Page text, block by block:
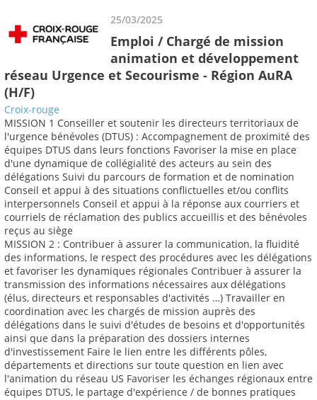
25/03/2025
Emploi / Chargé de mission
animation et développement
réseau Urgence et Secourisme - Région AuRA
(H/F)
Croix-rouge
MISSION 1 Conseiller et soutenir les directeurs territoriaux de
l'urgence bénévoles (DTUS) : Accompagnement de proximité des
équipes DTUS dans leurs fonctions Favoriser la mise en place
d'une dynamique de collégialité des acteurs au sein des
délégations Suivi du parcours de formation et de nomination
Conseil et appui à des situations conflictuelles et/ou conflits
interpersonnels Conseil et appui à la réponse aux courriers et
courriels de réclamation des publics accueillis et des bénévoles
reçus au siège
MISSION 2 : Contribuer à assurer la communication, la fluidité
des informations, le respect des procédures avec les délégations
et favoriser les dynamiques régionales Contribuer à assurer la
transmission des informations nécessaires aux délégations
(élus, directeurs et responsables d'activités …) Travailler en
coordination avec les chargés de mission auprès des
délégations dans le suivi d'études de besoins et d'opportunités
ainsi que dans la préparation des dossiers internes
d'investissement Faire le lien entre les différents pôles,
départements et directions sur toute question en lien avec
l'animation du réseau US Favoriser les échanges régionaux entre
équipes DTUS, le partage d'expérience / de bonnes pratiques